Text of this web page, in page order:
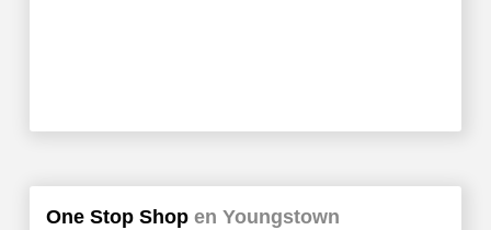
One Stop Shop en Youngstown